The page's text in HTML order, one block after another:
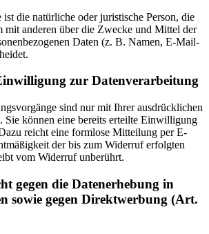
die natürliche oder juristische Person, die
mit anderen über die Zwecke und Mittel der
Daten (z. B. Namen, E-Mail-
zur Datenverarbeitung
sind nur mit Ihrer ausdrücklichen
können eine bereits erteilte Einwilligung
reicht eine formlose Mitteilung per E-
der bis zum Widerruf erfolgten
vom Widerruf unberührt.
gegen die Datenerhebung in
sowie gegen Direktwerbung (Art.